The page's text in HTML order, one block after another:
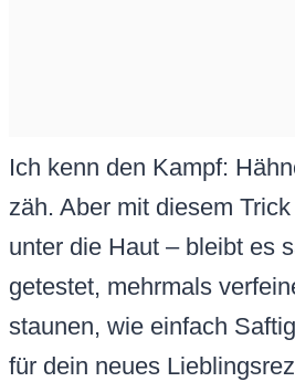
Ich kenn den Kampf:
zäh. Aber mit diesem
unter die Haut – bleibt es
getestet, mehrmals
staunen, wie einfach
für dein neues